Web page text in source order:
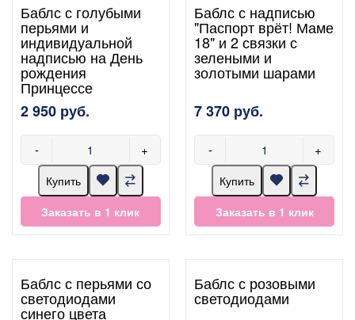
Баблс с голубыми
перьями и
индивидуальной
надписью на День
рождения
Принцессе
2 950 руб.
- +
Купить
Заказать в 1 клик
Баблс с надписью
"Паспорт врёт! Маме
18" и 2 связки с
зелеными и
золотыми шарами
7 370 руб.
- +
Купить
Заказать в 1 клик
Баблс с перьями со
светодиодами
синего цвета
Баблс с розовыми
светодиодами